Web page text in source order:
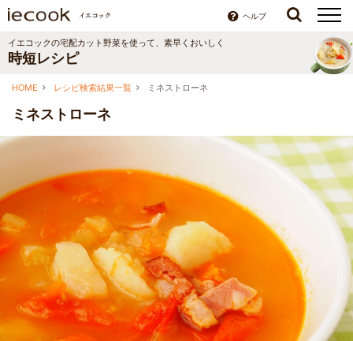
ヘルプ
イエコックの宅配カット野菜を使って、素早くおいしく
時短レシピ
HOME レシピ検索結果一覧 ミネストローネ
ミネストローネ